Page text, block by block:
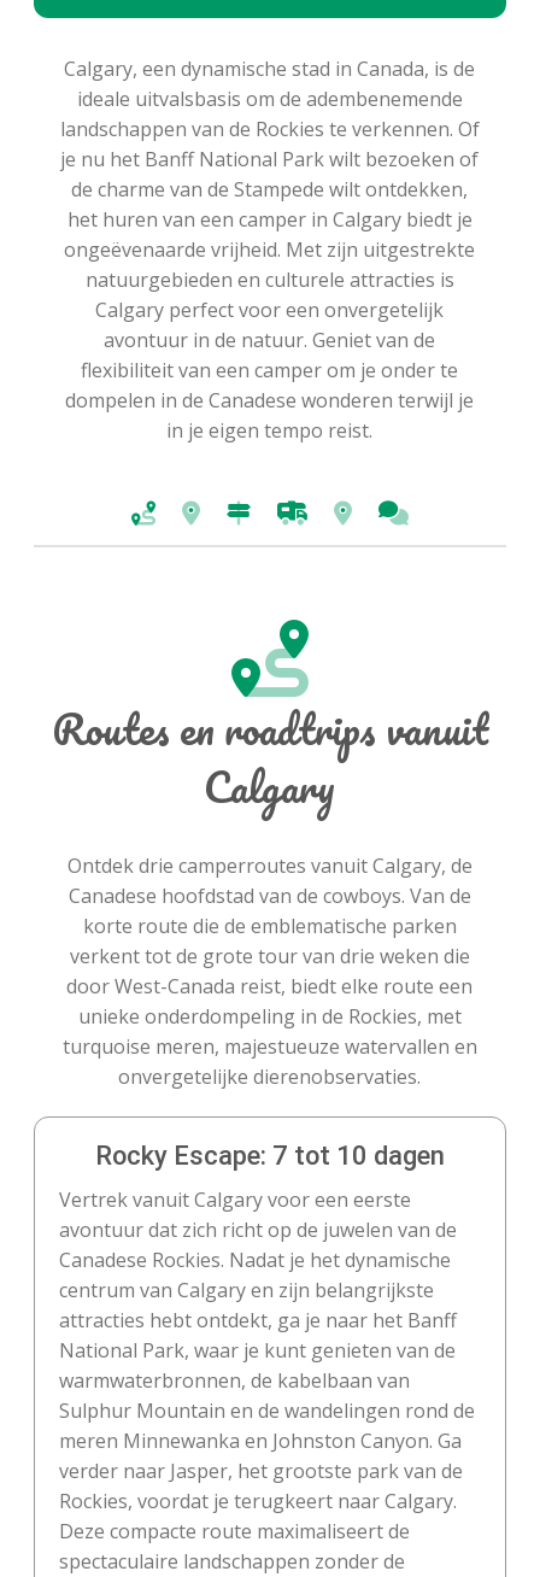
Calgary, een dynamische stad in Canada, is de
ideale uitvalsbasis om de adembenemende
landschappen van de Rockies te verkennen. Of
je nu het Banff National Park wilt bezoeken of
de charme van de Stampede wilt ontdekken,
het huren van een camper in Calgary biedt je
ongeëvenaarde vrijheid. Met zijn uitgestrekte
natuurgebieden en culturele attracties is
Calgary perfect voor een onvergetelijk
avontuur in de natuur. Geniet van de
flexibiliteit van een camper om je onder te
dompelen in de Canadese wonderen terwijl je
in je eigen tempo reist.
Routes en roadtrips vanuit
Calgary
Ontdek drie camperroutes vanuit Calgary, de
Canadese hoofdstad van de cowboys. Van de
korte route die de emblematische parken
verkent tot de grote tour van drie weken die
door West-Canada reist, biedt elke route een
unieke onderdompeling in de Rockies, met
turquoise meren, majestueuze watervallen en
onvergetelijke dierenobservaties.
Rocky Escape: 7 tot 10 dagen
Vertrek vanuit Calgary voor een eerste
avontuur dat zich richt op de juwelen van de
Canadese Rockies. Nadat je het dynamische
centrum van Calgary en zijn belangrijkste
attracties hebt ontdekt, ga je naar het Banff
National Park, waar je kunt genieten van de
warmwaterbronnen, de kabelbaan van
Sulphur Mountain en de wandelingen rond de
meren Minnewanka en Johnston Canyon. Ga
verder naar Jasper, het grootste park van de
Rockies, voordat je terugkeert naar Calgary.
Deze compacte route maximaliseert de
spectaculaire landschappen zonder de